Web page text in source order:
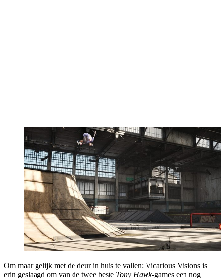
Om maar gelijk met de deur in huis te vallen: Vicarious Visions is
erin geslaagd om van de twee beste Tony Hawk-games een nog